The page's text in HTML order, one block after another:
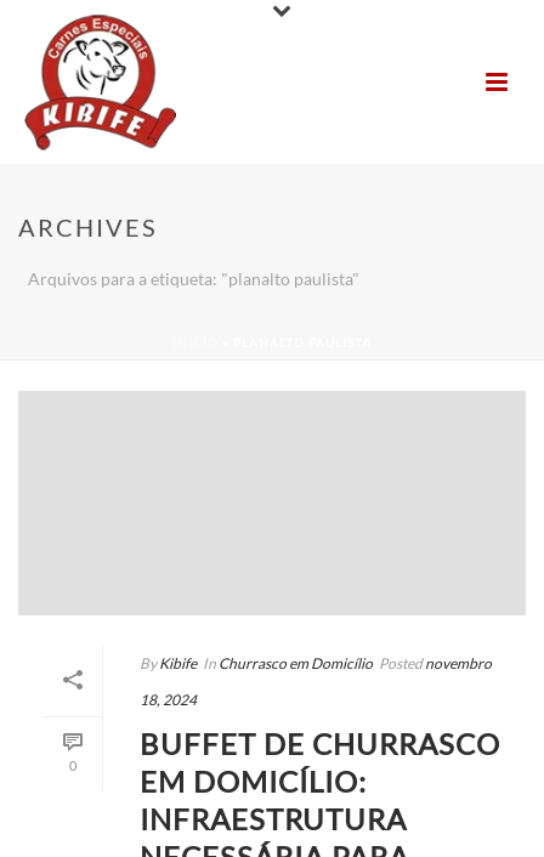
ARCHIVES
Arquivos para a etiqueta: "planalto paulista"
0
By Kibife In Churrasco em Domicílio Posted novembro
18, 2024
BUFFET DE CHURRASCO
EM DOMICÍLIO:
INFRAESTRUTURA